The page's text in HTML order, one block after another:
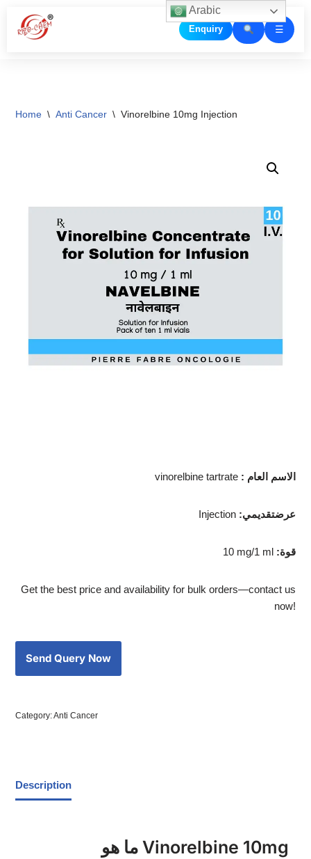
Skip
Enquiry ☰
Home \ Anti Cancer \ Vinorelbine 10mg Injection
vinorelbine tartrate : الاسم العام
Injection :عرضتقديمي
10 mg/1 ml :قوة
Get the best price and availability for bulk orders—contact us
now!
Category:Anti Cancer
Description
ما هو Vinorelbine 10mg
Arabic